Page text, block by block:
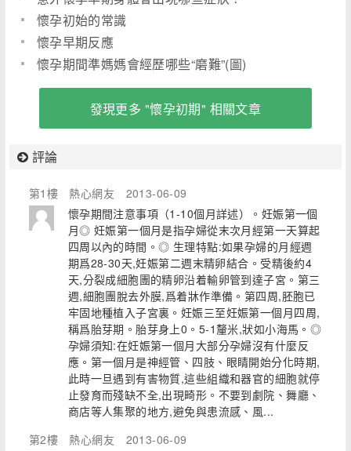
懷孕初始的常識
懷孕早期反應
懷孕期間準媽媽會經歷哪些“磨難”(圖)
發現更多 "懷孕初期" 相關文章
評論
第1樓 熱心網友
2013-06-09
懷孕期間注意事項（1-10個月詳述）。妊娠第一個
月◎ 妊娠第一個月是指孕婦從末次月經第一天算起
四周以內的時間。◎ 生理特點:如果孕婦的月經週
期爲28-30天,妊娠第二週末精卵結合。受精後約4
天,分裂成細胞團的精卵沿着輸卵管到達子宮。第三
週,細胞團脫去外膜,爲着牀作準備。第四周,胚胞已
牢固地種植入子宮裏。妊娠三至妊娠第一個月四周,
稱爲胎芽期。胎芽身上0。5-1釐米,狀如小海馬。◎
孕婦須知:在妊娠第一個月大部分孕婦沒有什麼反
應。第一個月是神經管、四肢、眼睛開始分化時期,
此時一旦遇到有害物質,這些組織和器官的細胞就停
止發育而殘缺不全,出現畸形。不要到劇院、舞廳、
商店等人集聚的地方,避免與患流感、風...
第2樓
熱心網友
2013-06-09